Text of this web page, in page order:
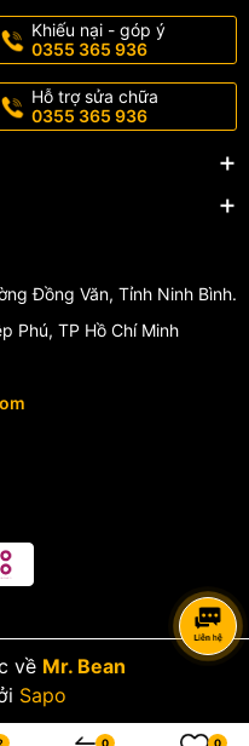
Khiếu nại - góp ý
0355 365 936
Hỗ trợ sửa chữa
0355 365 936
Đồng Văn, Tỉnh Ninh Bình.
Phú, TP Hồ Chí Minh
về Mr. Bean
Sapo
0 0